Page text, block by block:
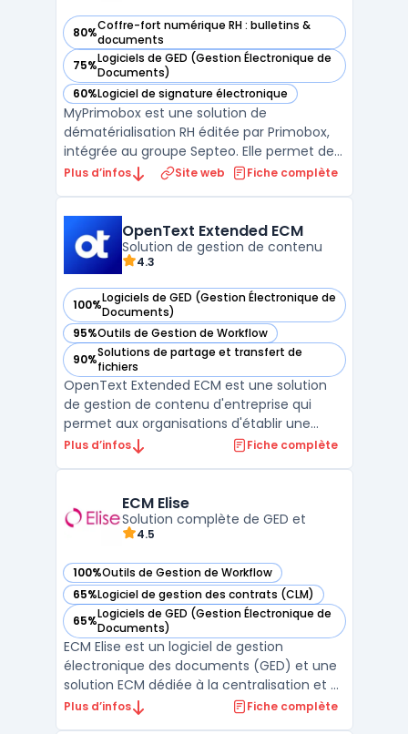
80%Coffre-fort numérique RH : bulletins &
documents
— voir MyPrimobox dans cette catégorie
75%Logiciels de GED (Gestion Électronique de
Documents)
— voir MyPrimobox dans cette catégorie
60%Logiciel de signature électronique
— voir MyPrimobox dans cette catégorie
MyPrimobox est une solution de
dématérialisation RH éditée par Primobox,
intégrée au groupe Septeo. Elle permet de
distribuer les bulletins de paie
collaborateur accède à ses documents
depuis un espace personnel sécuris ...
Plus d’infos Site web Fiche complète
OpenText Extended ECM
Solution de gestion de contenu
4.3
100%Logiciels de GED (Gestion Électronique de
Documents)
— voir OpenText Extended ECM dans cette catégorie
95%Outils de Gestion de Workflow
— voir OpenText Extended ECM dans cette catégorie
90%Solutions de partage et transfert de
fichiers
— voir OpenText Extended ECM dans cette catégorie
OpenText Extended ECM est une solution
de gestion de contenu d'entreprise qui
permet aux organisations d'établir une
gouvernance efficace des informations
intégration transparente avec les
applications ERP et CRM, faci ...
Plus d’infos Fiche complète
ECM Elise
Solution complète de GED et
4.5
100%Outils de Gestion de Workflow
— voir ECM Elise dans cette catégorie
65%Logiciel de gestion des contrats (CLM)
— voir ECM Elise dans cette catégorie
65%Logiciels de GED (Gestion Électronique de
Documents)
— voir ECM Elise dans cette catégorie
ECM Elise est un logiciel de gestion
électronique des documents (GED) et une
solution ECM dédiée à la centralisation et à
l’automatisation des processus
Plus d’infos Fiche complète